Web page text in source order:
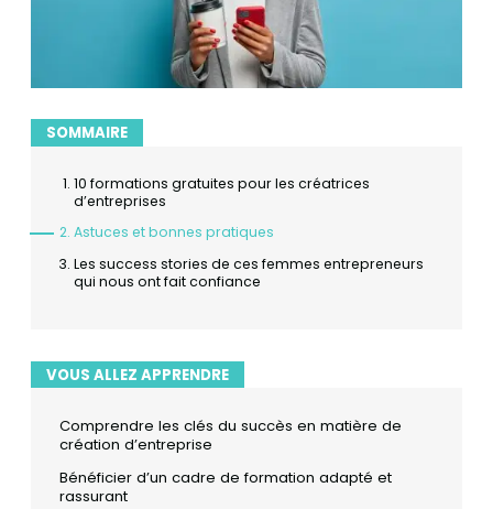
SOMMAIRE
10 formations gratuites pour les créatrices
d’entreprises
Astuces et bonnes pratiques
Les success stories de ces femmes entrepreneurs
qui nous ont fait confiance
VOUS ALLEZ APPRENDRE
Comprendre les clés du succès en matière de
création d’entreprise
Bénéficier d’un cadre de formation adapté et
rassurant